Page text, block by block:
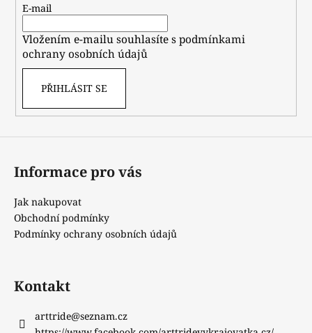
E-mail
Vložením e-mailu souhlasíte spodmínkami
ochrany osobních údajů
PŘIHLÁSIT SE
Informace pro vás
Jak nakupovat
Obchodní podmínky
Podmínky ochrany osobních údajů
Kontakt
arttride@seznam.cz